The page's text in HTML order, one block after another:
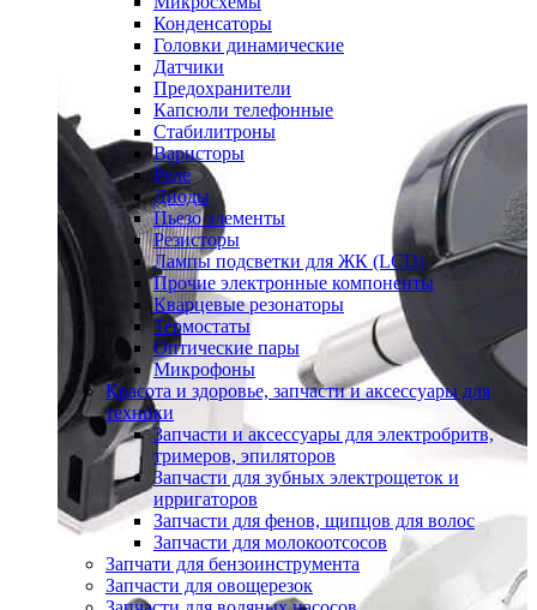
Конденсаторы
Головки динамические
Датчики
Предохранители
Капсюли телефонные
Стабилитроны
Варисторы
Реле
Диоды
Пьезо элементы
Резисторы
Лампы подсветки для ЖК (LCD)
Прочие электронные компоненты
Кварцевые резонаторы
Термостаты
Оптические пары
Микрофоны
Красота и здоровье, запчасти и аксессуары для
техники
Запчасти и аксессуары для электробритв,
тримеров, эпиляторов
Запчасти для зубных электрощеток и
ирригаторов
Запчасти для фенов, щипцов для волос
Запчасти для молокоотсосов
Запчати для бензоинструмента
Запчасти для овощерезок